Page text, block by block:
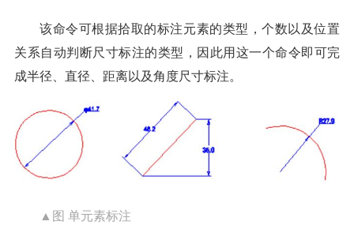
该命令可根据拾取的标注元素的类型，个数以及位置
关系自动判断尺寸标注的类型，因此用这一个命令即可完
成半径、直径、距离以及角度尺寸标注。
▲图 单元素标注